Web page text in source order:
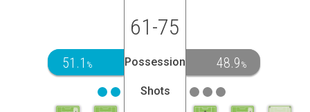
61-75
51.1 % Possession 48.9 %
Shots